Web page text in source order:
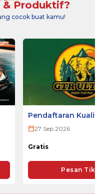
& Produktif?
cocok buat kamu!
Pendaftaran
ULTRA 2026
27 Sep 2026
Gratis
Pesan Tiket